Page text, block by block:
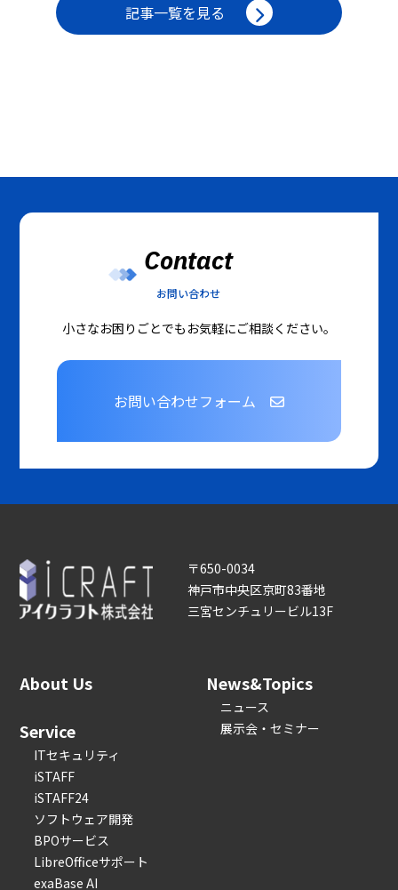
記事一覧を見る
Contact
お問い合わせ
小さなお困りごとでもお気軽にご相談ください。
お問い合わせフォーム
〒650-0034
神戸市中央区京町83番地
三宮センチュリービル13F
About Us
Service
ITセキュリティ
iSTAFF
iSTAFF24
ソフトウェア開発
BPOサービス
LibreOfficeサポート
exaBase AI
News&Topics
ニュース
展示会・セミナー